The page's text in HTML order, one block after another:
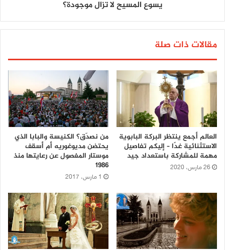
يسوع المسيح لا تزال موجودة؟
مقالات ذات صلة
العالم أجمع ينتظر البركة البابوية
الاستثنائية غدًا – إليكم تفاصيل
مهمة للمشاركة باستعداد جيد
26 مارس، 2020
من نصدّق؟ الكنيسة والبابا الذي
يحتضن مديوغوريه أم أسقف
موستار المفصول عن رعايتها منذ
1986
1 مارس، 2017